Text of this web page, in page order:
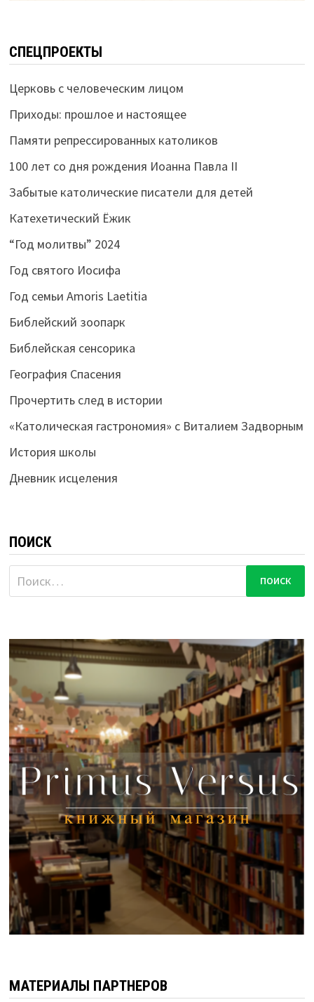
СПЕЦПРОЕКТЫ
Церковь с человеческим лицом
Приходы: прошлое и настоящее
Памяти репрессированных католиков
100 лет со дня рождения Иоанна Павла II
Забытые католические писатели для детей
Катехетический Ёжик
“Год молитвы” 2024
Год святого Иосифа
Год семьи Amoris Laetitia
Библейский зоопарк
Библейская сенсорика
География Спасения
Прочертить след в истории
«Католическая гастрономия» с Виталием Задворным
История школы
Дневник исцеления
ПОИСК
Найти:
МАТЕРИАЛЫ ПАРТНЕРОВ